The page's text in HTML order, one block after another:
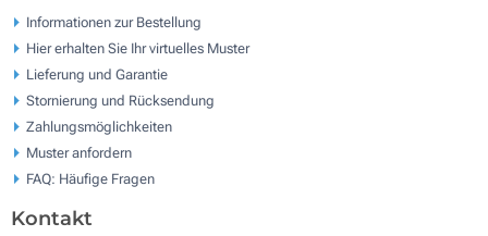
Informationen zur Bestellung
Hier erhalten Sie Ihr virtuelles Muster
Lieferung und Garantie
Stornierung und Rücksendung
Zahlungsmöglichkeiten
Muster anfordern
FAQ: Häufige Fragen
Kontakt